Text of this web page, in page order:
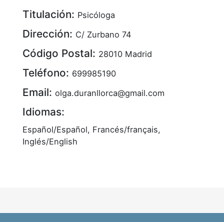
Titulación: Psicóloga
Dirección: C/ Zurbano 74
Código Postal: 28010 Madrid
Teléfono: 699985190
Email: olga.duranllorca@gmail.com
Idiomas:
Español/Español, Francés/français,
Inglés/English